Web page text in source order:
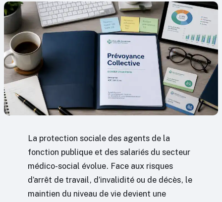
La protection sociale des agents de la
fonction publique et des salariés du secteur
médico-social évolue. Face aux risques
d’arrêt de travail, d’invalidité ou de décès, le
maintien du niveau de vie devient une